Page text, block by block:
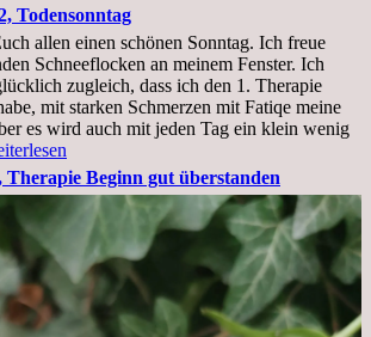
Krankenhaus
stationär
Todensonntag
allen einen schönen Sonntag. Ich freue
Schneeflocken an meinem Fenster. Ich
zugleich, dass ich den 1. Therapie
mit starken Schmerzen mit Fatiqe meine
es wird auch mit jeden Tag ein klein wenig
Therapie Beginn gut überstanden